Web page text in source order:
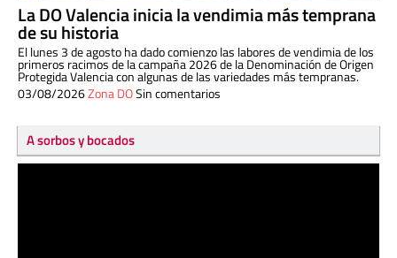
La DO Valencia inicia la vendimia más temprana
de su historia
El lunes 3 de agosto ha dado comienzo las labores de vendimia de los
primeros racimos de la campaña 2026 de la Denominación de Origen
Protegida Valencia con algunas de las variedades más tempranas.
03/08/2026Zona DOSin comentarios
A sorbos y bocados